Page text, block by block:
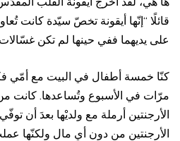
قائلًا “إنّها أيقونة تخصّ سيّدة كانت
على يديهما ففي حينها لم تكن
كنّا خمسة أطفال في البيت مع أمّي
مرّات في الأسبوع وتُساعدها. كانت
الأرجنتين أرملة مع ولديْها بعدَ أن
الأرجنتين من دون أي مال ولكنّها